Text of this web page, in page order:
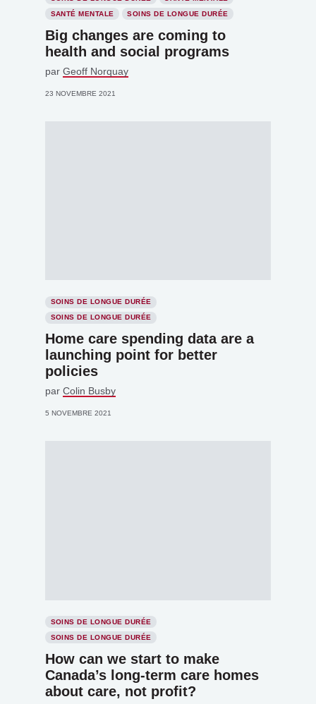
SANTÉ MENTALE
SOINS DE LONGUE DURÉE
Big changes are coming to
health and social programs
par Geoff Norquay
23 NOVEMBRE 2021
SOINS DE LONGUE DURÉE
SOINS DE LONGUE DURÉE
Home care spending data are a
launching point for better
policies
par Colin Busby
5 NOVEMBRE 2021
SOINS DE LONGUE DURÉE
SOINS DE LONGUE DURÉE
How can we start to make
Canada’s long-term care homes
about care, not profit?